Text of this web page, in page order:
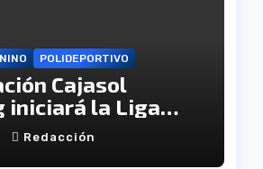
POLIDEPORTIVO
Cajasol
iniciará la Liga
al Cacereño
Redacción